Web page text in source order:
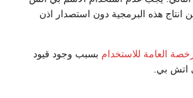
اذن
قيود